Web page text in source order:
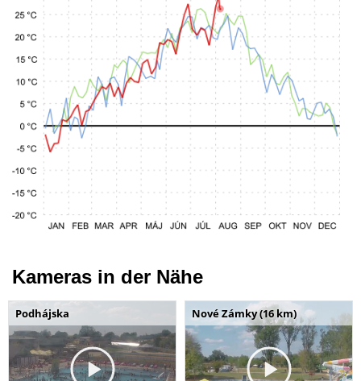
Kameras in der Nähe
Podhájska Nové Zámky (16 km)